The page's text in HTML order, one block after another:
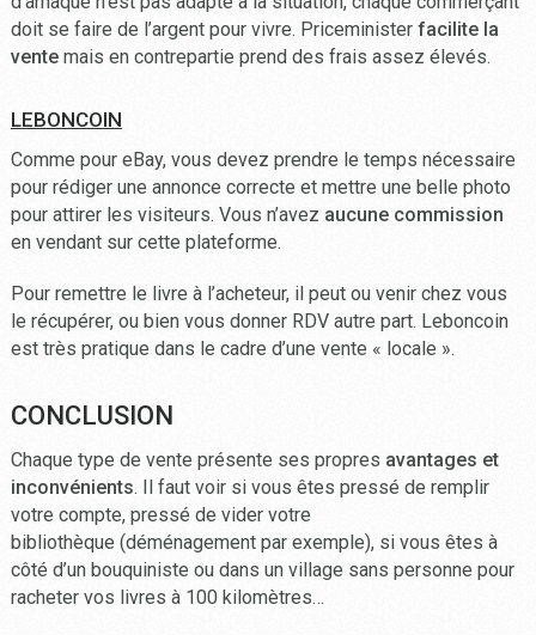
doit se faire de l’argent pour vivre. Priceminister facilite la
ventemais en contrepartie prend des frais assez élevés.
LEBONCOIN
Comme pour eBay, vous devez prendre le temps nécessaire
pour rédiger une annonce correcte et mettre une belle photo
pour attirer les visiteurs. Vous n’avez aucune commission
en vendant sur cette plateforme.
Pour remettre le livre à l’acheteur, il peut ou venir chez vous
le récupérer, ou bien vous donner RDV autre part. Leboncoin
est très pratique dans le cadre d’une vente « locale ».
CONCLUSION
Chaque type de vente présente ses propres avantages et
inconvénients. Il faut voir si vous êtes pressé de remplir
votre compte, pressé de vider votre
bibliothèque (déménagement par exemple), si vous êtes à
côté d’un bouquiniste ou dans un village sans personne pour
racheter vos livres à 100 kilomètres…